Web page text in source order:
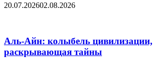
20.07.202602.08.2026
Аль-Айн: колыбель цивилизации,
раскрывающая тайны